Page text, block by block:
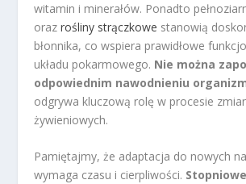
witamin i minerałów. Ponadto
orazrośliny strączkowe stanowią
błonnika, co wspiera prawidłowe
układu pokarmowego. Nie można
odpowiednim nawodnieniu
odgrywa kluczową rolę w procesie
żywieniowych.
Pamiętajmy, że adaptacja do nowych
wymaga czasu i cierpliwości. Stopniowe